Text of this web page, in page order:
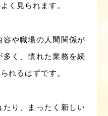
く見られます。
や職場の人間関係が
く、慣れた業務を続
れるはずです。
り、まったく新しい